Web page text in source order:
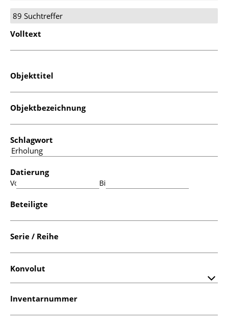
89 Suchtreffer
Volltext
Objekttitel
Objektbezeichnung
Schlagwort
Datierung
Von: Bis:
Beteiligte
Serie / Reihe
Konvolut
Inventarnummer